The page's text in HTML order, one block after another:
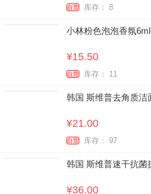
自营 库存： 8
小林粉色泡泡香氛6ml
¥15.50
自营 库存： 11
韩国 斯维普去角质洁
¥21.00
自营 库存： 97
韩国 斯维普速干抗菌
¥36.00